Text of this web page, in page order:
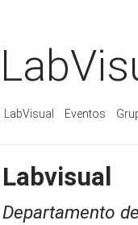
LabVisual Eventos
Labvisual
Departamento